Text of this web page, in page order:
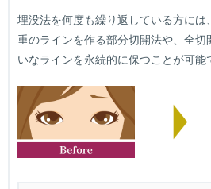
埋没法を何度も繰り返している方には
重のラインを作る部分切開法や、全
いなラインを永続的に保つことが可能